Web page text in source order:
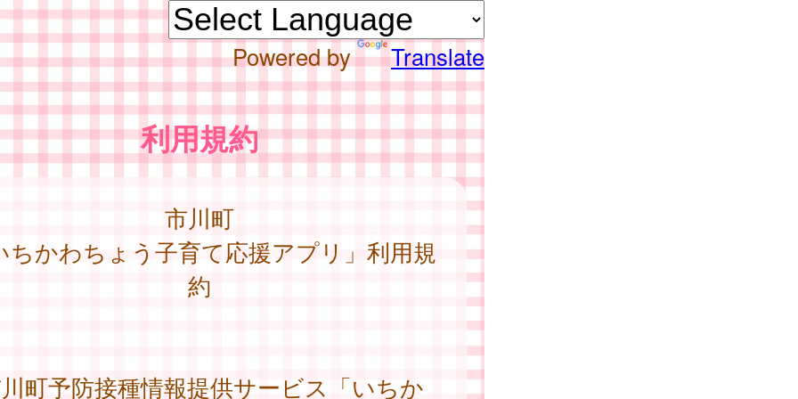
Powered by Translate
利用規約
市川町
ちかわちょう子育て応援アプリ」利用規
約
予防接種情報提供サービス「いちか